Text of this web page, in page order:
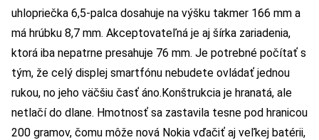
uhlopriečka 6,5-palca dosahuje na výšku takmer 166 mm a
má hrúbku 8,7 mm. Akceptovateľná je aj šírka zariadenia,
ktorá iba nepatrne presahuje 76 mm. Je potrebné počítať s
tým, že celý displej smartfónu nebudete ovládať jednou
rukou, no jeho väčšiu časť áno.Konštrukcia je hranatá, ale
netlačí do dlane. Hmotnosť sa zastavila tesne pod hranicou
200 gramov, čomu môže nová Nokia vďačiť aj veľkej batérii,